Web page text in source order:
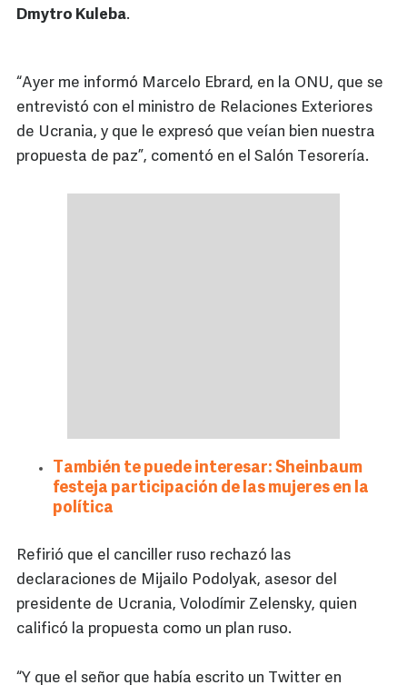
Dmytro Kuleba.
“Ayer me informó Marcelo Ebrard, en la ONU, que se
entrevistó con el ministro de Relaciones Exteriores
de Ucrania, y que le expresó que veían bien nuestra
propuesta de paz”, comentó en el Salón Tesorería.
También te puede interesar: Sheinbaum
festeja participación de las mujeres en la
política
Refirió que el canciller ruso rechazó las
declaraciones de Mijailo Podolyak, asesor del
presidente de Ucrania, Volodímir Zelensky, quien
calificó la propuesta como un plan ruso.
“Y que el señor que había escrito un Twitter en